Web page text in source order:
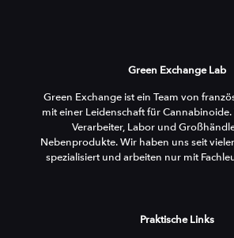
Green Exchange Lab
Green Exchange ist ein Team von
mit einer Leidenschaft für
Verarbeiter, Labor und
Nebenprodukte. Wir haben uns seit
spezialisiert und arbeiten nur mit
Praktische Links